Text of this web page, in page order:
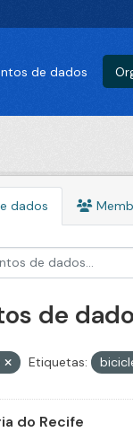
de dados
dados
de
Etiquetas:
do Recife